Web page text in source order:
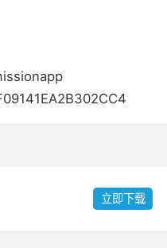
立即下载